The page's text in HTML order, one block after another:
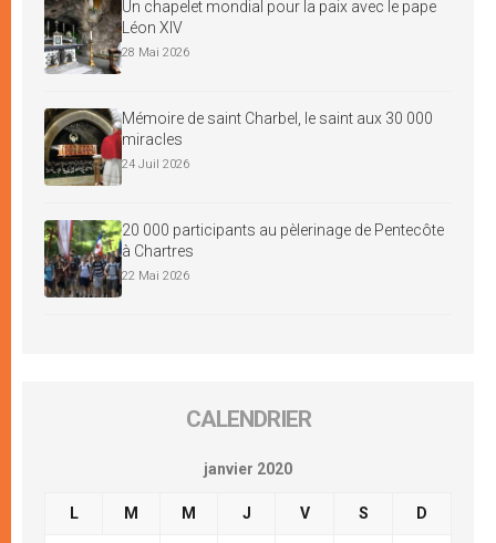
Un chapelet mondial pour la paix avec le pape
Léon XIV
28 Mai 2026
Mémoire de saint Charbel, le saint aux 30 000
miracles
24 Juil 2026
20 000 participants au pèlerinage de Pentecôte
à Chartres
22 Mai 2026
CALENDRIER
janvier 2020
L M M J V S D